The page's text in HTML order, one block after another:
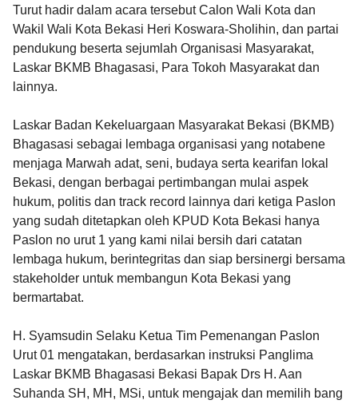
Turut hadir dalam acara tersebut Calon Wali Kota dan
Wakil Wali Kota Bekasi Heri Koswara-Sholihin, dan partai
pendukung beserta sejumlah Organisasi Masyarakat,
Laskar BKMB Bhagasasi, Para Tokoh Masyarakat dan
lainnya.
Laskar Badan Kekeluargaan Masyarakat Bekasi (BKMB)
Bhagasasi sebagai lembaga organisasi yang notabene
menjaga Marwah adat, seni, budaya serta kearifan lokal
Bekasi, dengan berbagai pertimbangan mulai aspek
hukum, politis dan track record lainnya dari ketiga Paslon
yang sudah ditetapkan oleh KPUD Kota Bekasi hanya
Paslon no urut 1 yang kami nilai bersih dari catatan
lembaga hukum, berintegritas dan siap bersinergi bersama
stakeholder untuk membangun Kota Bekasi yang
bermartabat.
H. Syamsudin Selaku Ketua Tim Pemenangan Paslon
Urut 01 mengatakan, berdasarkan instruksi Panglima
Laskar BKMB Bhagasasi Bekasi Bapak Drs H. Aan
Suhanda SH, MH, MSi, untuk mengajak dan memilih bang